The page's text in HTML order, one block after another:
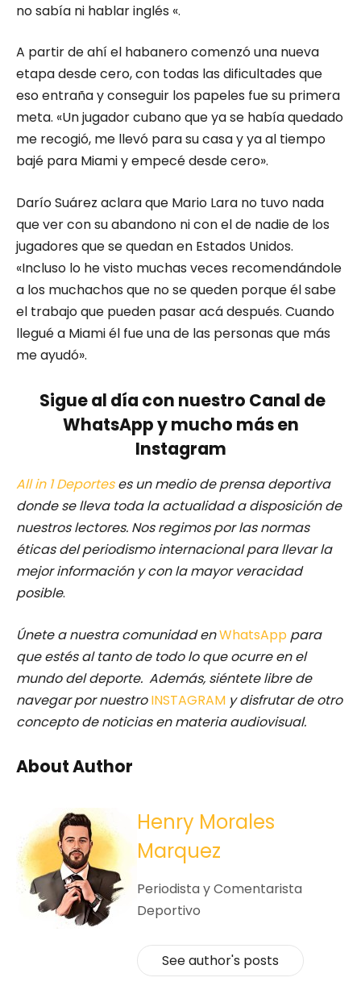
no sabía ni hablar inglés «.
A partir de ahí el habanero comenzó una nueva
etapa desde cero, con todas las dificultades que
eso entraña y conseguir los papeles fue su primera
meta. «Un jugador cubano que ya se había quedado
me recogió, me llevó para su casa y ya al tiempo
bajé para Miami y empecé desde cero».
Darío Suárez aclara que Mario Lara no tuvo nada
que ver con su abandono ni con el de nadie de los
jugadores que se quedan en Estados Unidos.
«Incluso lo he visto muchas veces recomendándole
a los muchachos que no se queden porque él sabe
el trabajo que pueden pasar acá después. Cuando
llegué a Miami él fue una de las personas que más
me ayudó».
Sigue al día con nuestro Canal de
WhatsApp y mucho más en
Instagram
All in 1 Deporteses un medio de prensa deportiva
donde se lleva toda la actualidad a disposición de
nuestros lectores. Nos regimos por las normas
éticas del periodismo internacional para llevar la
mejor información y con la mayor veracidad
posible.
Únete a nuestra comunidad enWhatsApp para
que estés al tanto de todo lo que ocurre en el
mundo del deporte. Además, siéntete libre de
navegar por nuestro INSTAGRAM y disfrutar de otro
concepto de noticias en materia audiovisual.
About Author
Henry Morales
Marquez
Periodista y Comentarista
Deportivo
See author's posts